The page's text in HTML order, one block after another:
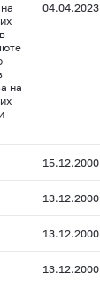
на
04.04.2023
15.12.2000
13.12.2000
13.12.2000
13.12.2000